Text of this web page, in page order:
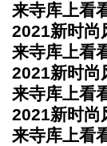
来寺库上看
2021新时尚
来寺库上看
2021新时尚
来寺库上看
2021新时尚
来寺库上看